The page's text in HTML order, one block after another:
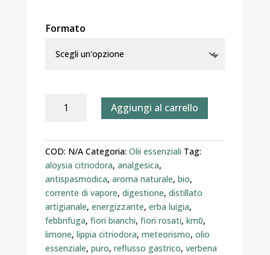
Formato
Essenziale
Verbena
Odorosa
(Lippia
citriodora)
–
Distillato
Artigianalmente
quantità
Aggiungi al carrello
COD: N/A Categoria: Olii essenziali Tag:
aloysia citriodora, analgesica,
antispasmodica, aroma naturale, bio,
corrente di vapore, digestione, distillato
artigianale, energizzante, erba luigia,
febbrifuga, fiori bianchi, fiori rosati, km0,
limone, lippia citriodora, meteorismo, olio
essenziale, puro, reflusso gastrico, verbena